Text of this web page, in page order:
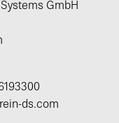
GmbH
ds.com